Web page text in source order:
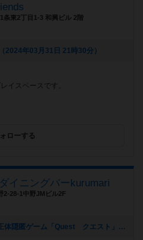
条東2丁目1-3 和興ビル 2階
2024年03月31日 21時30分）
イスペースです。
ローする
イニングバーkurumari
2-28-1中野JMビル2F
[NEW] 【初心者歓迎】2/8（木）正体隠匿ゲーム「Quest クエスト」をやろう！苦手でも一緒に楽しめます！（2024年02月07日 20時06分）